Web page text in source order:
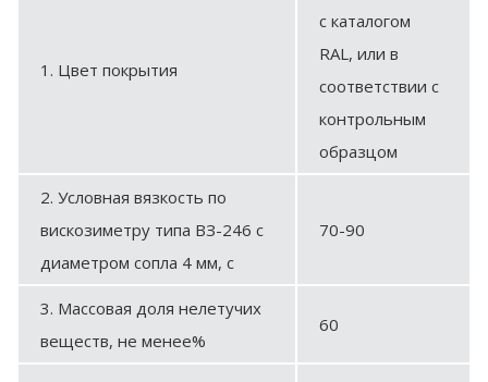
1. Цвет покрытия
с каталогом
RAL, или в
соответствии с
контрольным
образцом
2. Условная вязкость по
вискозиметру типа ВЗ-246 с
диаметром сопла 4 мм, с
70-90
3. Массовая доля нелетучих
веществ, не менее%
60